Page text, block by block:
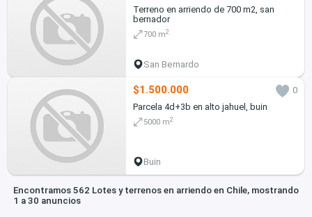
Terreno en arriendo de 700 m2, san
bernador
700 m2
San Bernardo
$1.500.000
0
Parcela 4d+3b en alto jahuel, buin
5000 m2
Buin
Encontramos 562 Lotes y terrenos en arriendo en Chile, mostrando
1 a 30 anuncios